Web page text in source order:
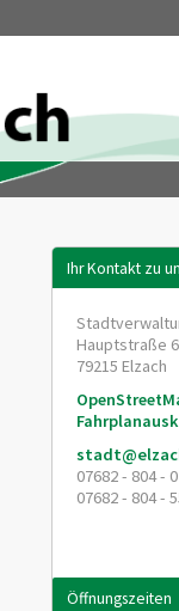
Ihr Kontakt zu
Hauptstraße
79215 Elzach
07682 - 804 - 0
07682 - 804 -
Öffnungszeiten